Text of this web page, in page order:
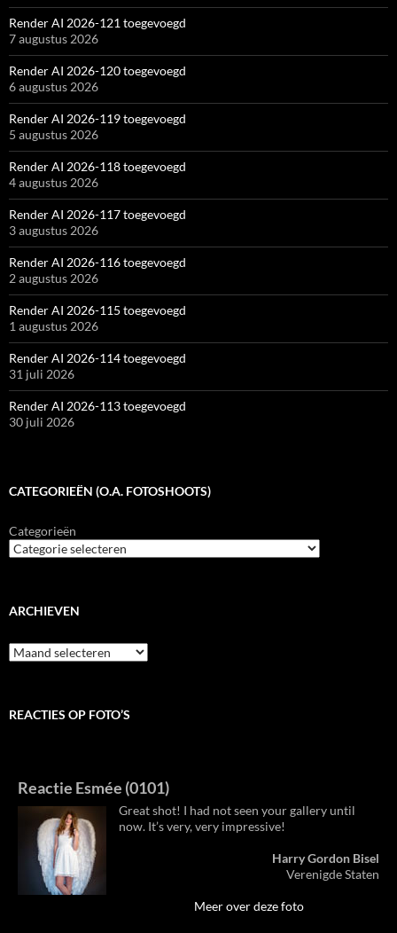
Render AI 2026-121 toegevoegd
7 augustus 2026
Render AI 2026-120 toegevoegd
6 augustus 2026
Render AI 2026-119 toegevoegd
5 augustus 2026
Render AI 2026-118 toegevoegd
4 augustus 2026
Render AI 2026-117 toegevoegd
3 augustus 2026
Render AI 2026-116 toegevoegd
2 augustus 2026
Render AI 2026-115 toegevoegd
1 augustus 2026
Render AI 2026-114 toegevoegd
31 juli 2026
Render AI 2026-113 toegevoegd
30 juli 2026
CATEGORIEËN (O.A. FOTOSHOOTS)
Categorieën
ARCHIEVEN
Archieven
REACTIES OP FOTO’S
Reactie Esmée (0101)
Great shot! I had not seen your gallery until
now. It’s very, very impressive!
Harry Gordon Bisel
Verenigde Staten
Meer over deze foto